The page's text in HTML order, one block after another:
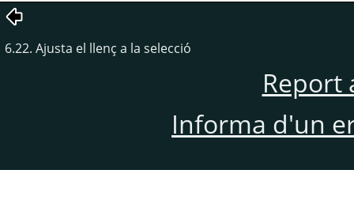
6.22. Ajusta el llenç a la selecció
Report
Informa d'un